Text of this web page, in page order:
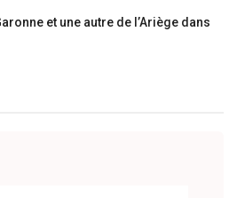
et une autre de l’Ariège dans